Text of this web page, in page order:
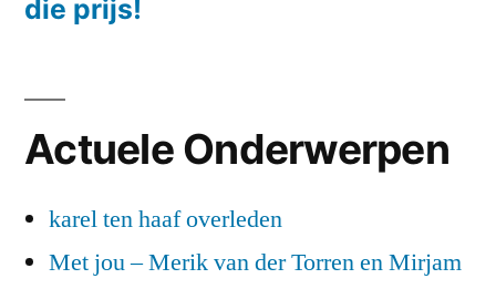
die prijs!
Actuele Onderwerpen
karel ten haaf overleden
Met jou – Merik van der Torren en Mirjam